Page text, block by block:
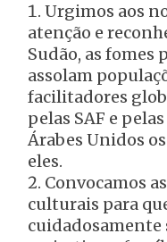
Urgimos aos
atenção e
Sudão, as fomes
assolam
facilitadores
pelas SAF e
Árabes Unidos
eles.
Convocamos
culturais para
cuidadosamente